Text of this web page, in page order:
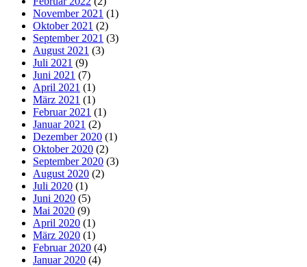
November 2021 (1)
Oktober 2021 (2)
September 2021 (3)
August 2021 (3)
Juli 2021 (9)
Juni 2021 (7)
April 2021 (1)
März 2021 (1)
Februar 2021 (1)
Januar 2021 (2)
Dezember 2020 (1)
Oktober 2020 (2)
September 2020 (3)
August 2020 (2)
Juli 2020 (1)
Juni 2020 (5)
Mai 2020 (9)
April 2020 (1)
März 2020 (1)
Februar 2020 (4)
Januar 2020 (4)